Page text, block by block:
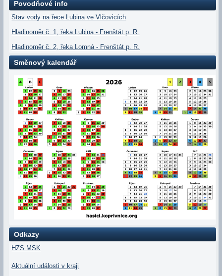
Povodňové info
Stav vody na řece Lubina ve Vlčovicích
Hladinoměr č. 1, řeka Lubina - Frenštát p. R.
Hladinoměr č. 2, řeka Lomná - Frenštát p. R.
Směnový kalendář
Odkazy
HZS MSK
Aktuální události v kraji